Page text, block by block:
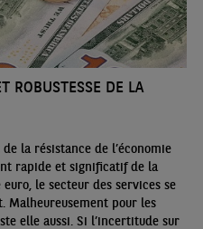
ROBUSTESSE DE LA
la résistance de l’économie
rapide et significatif de la
le secteur des services se
pour les
elle aussi. Si l’incertitude sur